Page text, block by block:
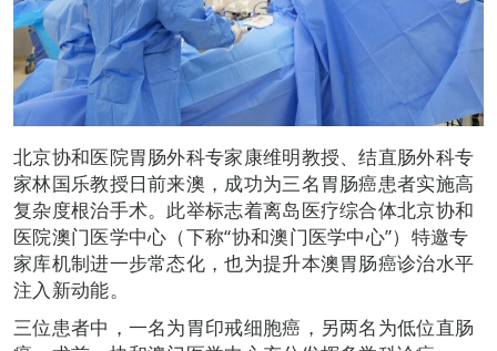
北京协和医院胃肠外科专家康维明教授、结直肠外科专
家林国乐教授日前来澳，成功为三名胃肠癌患者实施高
复杂度根治手术。此举标志着离岛医疗综合体北京协和
医院澳门医学中心（下称“协和澳门医学中心”）特邀专
家库机制进一步常态化，也为提升本澳胃肠癌诊治水平
注入新动能。
三位患者中，一名为胃印戒细胞癌，另两名为低位直肠